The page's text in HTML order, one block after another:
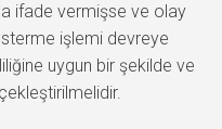
ifade vermişse ve olay
işlemi devreye
uygun bir şekilde ve